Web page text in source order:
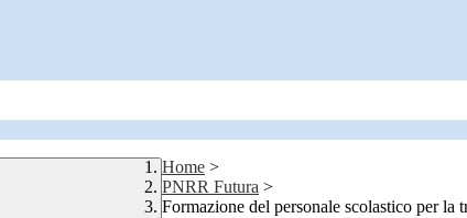
Home >
PNRR Futura >
Formazione del personale scolastico per la